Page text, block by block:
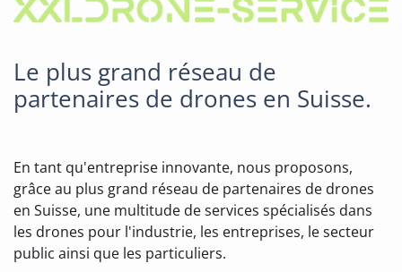
Le plus grand réseau de
partenaires de drones en Suisse.
En tant qu'entreprise innovante, nous proposons,
grâce au plus grand réseau de partenaires de drones
en Suisse, une multitude de services spécialisés dans
les drones pour l'industrie, les entreprises, le secteur
public ainsi que les particuliers.